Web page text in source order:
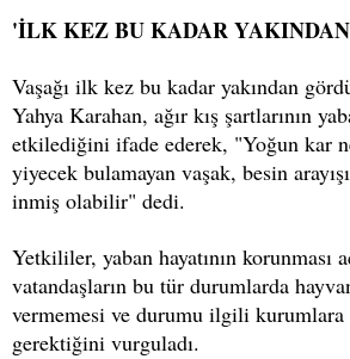
'İLK KEZ BU KADAR
Vaşağı ilk kez bu kadar yakından
Yahya Karahan, ağır kış şartlarının
etkilediğini ifade ederek, "Yoğun kar
yiyecek bulamayan vaşak, besin
inmiş olabilir" dedi.
Yetkililer, yaban hayatının korunması
vatandaşların bu tür durumlarda
vermemesi ve durumu ilgili
gerektiğini vurguladı.